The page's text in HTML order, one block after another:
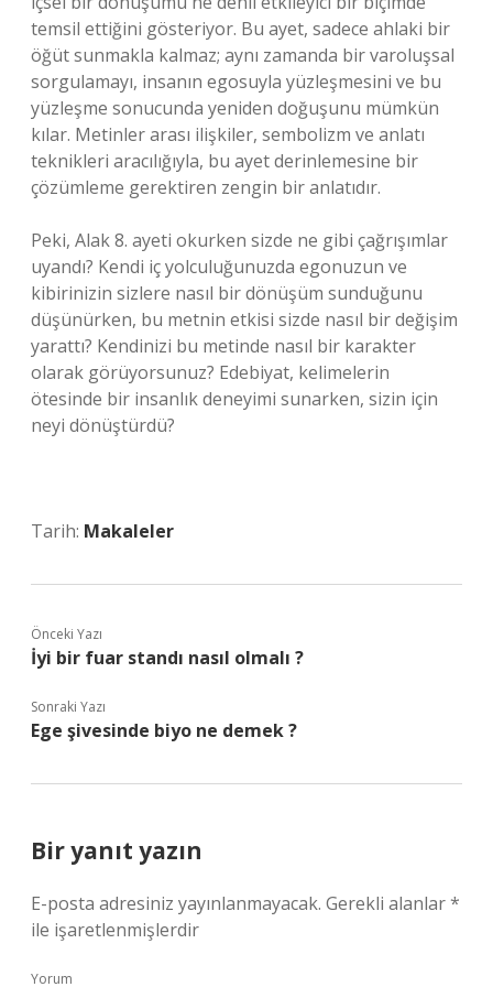
temsil ettiğini gösteriyor. Bu ayet, sadece ahlaki bir
öğüt sunmakla kalmaz; aynı zamanda bir varoluşsal
sorgulamayı, insanın egosuyla yüzleşmesini ve bu
yüzleşme sonucunda yeniden doğuşunu mümkün
kılar. Metinler arası ilişkiler, sembolizm ve anlatı
teknikleri aracılığıyla, bu ayet derinlemesine bir
çözümleme gerektiren zengin bir anlatıdır.
Peki, Alak 8. ayeti okurken sizde ne gibi çağrışımlar
uyandı? Kendi iç yolculuğunuzda egonuzun ve
kibirinizin sizlere nasıl bir dönüşüm sunduğunu
düşünürken, bu metnin etkisi sizde nasıl bir değişim
yarattı? Kendinizi bu metinde nasıl bir karakter
olarak görüyorsunuz? Edebiyat, kelimelerin
ötesinde bir insanlık deneyimi sunarken, sizin için
neyi dönüştürdü?
Tarih: Makaleler
Önceki Yazı
İyi bir fuar standı nasıl olmalı ?
Sonraki Yazı
Ege şivesinde biyo ne demek ?
Bir yanıt yazın
E-posta adresiniz yayınlanmayacak. Gerekli alanlar*
ile işaretlenmişlerdir
Yorum